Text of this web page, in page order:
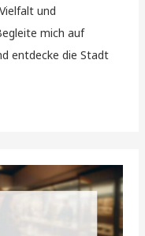
und
mich auf
entdecke die Stadt